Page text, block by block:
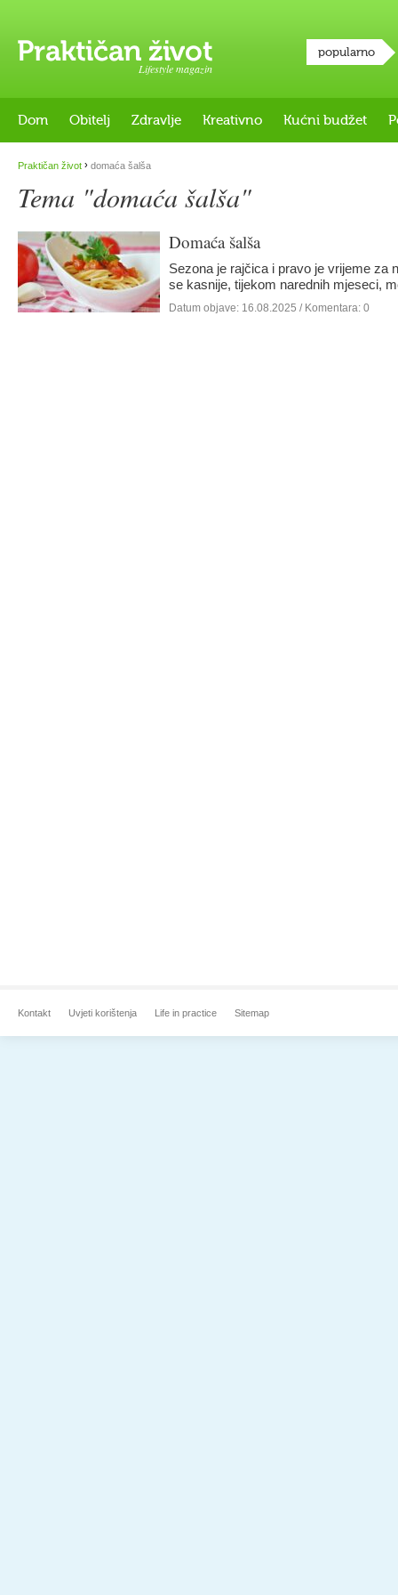
Lifestyle magazin
popularno
Dom Obitelj Zdravlje Kreativno Kućni budžet
Praktičan život › domaća šalša
Tema "domaća šalša"
Domaća šalša
Sezona je rajčica i pravo je vrijeme za
se kasnije, tijekom narednih mjeseci,
Datum objave: 16.08.2025 / Komentara: 0
Kontakt Uvjeti korištenja Life in practice Sitemap